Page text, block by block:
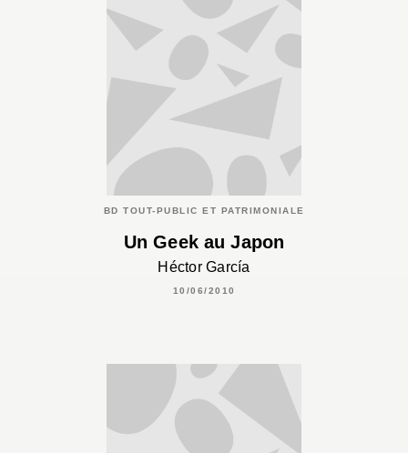
BD TOUT-PUBLIC ET PATRIMONIALE
Un Geek au Japon
Héctor García
10/06/2010